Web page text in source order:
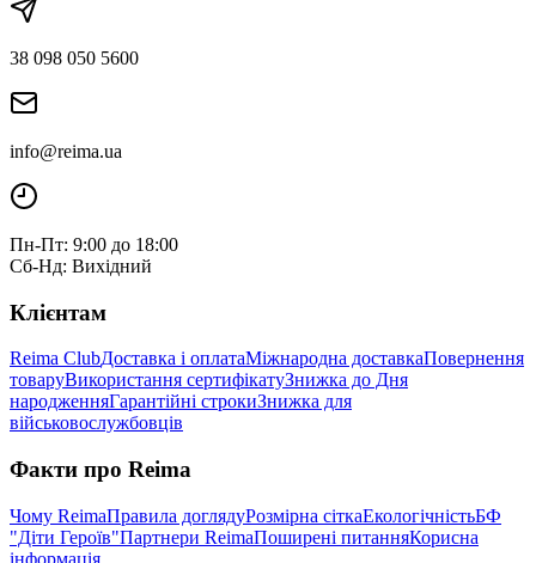
38 098 050 5600
info@reima.ua
Пн-Пт: 9:00 до 18:00
Сб-Нд: Вихідний
Клієнтам
Reima ClubДоставка і оплатаМіжнародна доставкаПовернення
товаруВикористання сертифікатуЗнижка до Дня
народженняГарантійні строкиЗнижка для
військовослужбовців
Факти про Reima
Чому ReimaПравила доглядуРозмірна сіткаЕкологічністьБФ
"Діти Героїв"Партнери ReimaПоширені питанняКорисна
інформація